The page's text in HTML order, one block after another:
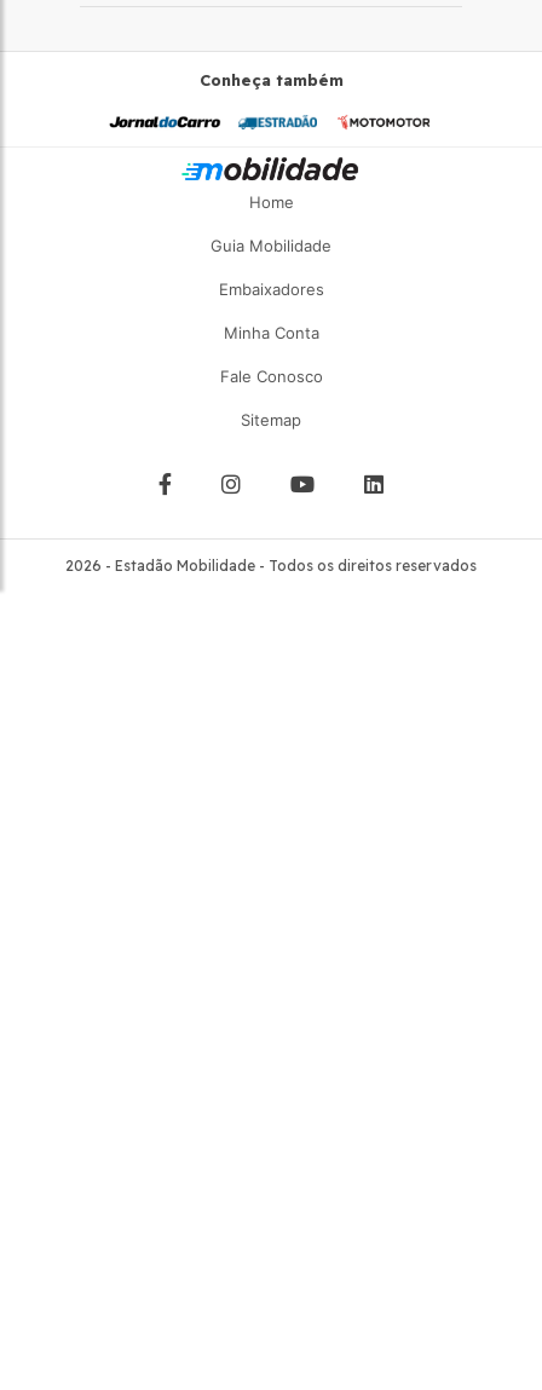
Conheça também
Home
Guia Mobilidade
Embaixadores
Minha Conta
Fale Conosco
Sitemap
2026 - Estadão Mobilidade - Todos os direitos reservados